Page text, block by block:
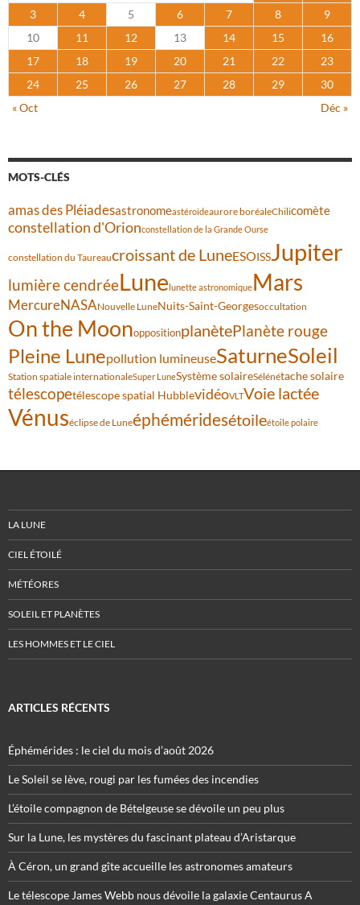
3 4 5 6 7 8
9
10
11 12 13 14 15
16
17
18 19 20 21 22
23
24
25 26 27 28 29
30
« Oct
Déc »
MOTS-CLÉS
amas des Pléiadesastronomeastéroïdeaurore boréaleChilicomète
constellation d'Orionconstellation de la Grande Ourse
constellation du Taureaucroissant de LuneESOISSJupiter
lumière cendréeLune lunette astronomiqueMars
MercureNASANouvelle LuneNuits-Saint-Georgesoccultation
On the MoonoppositionplanètePlanète rouge
Pleine Lunepollution lumineuseSaturneSoleil
Station spatiale internationaleSuper LuneSystème solaireSélénétache solaire
télescopetélescope spatial HubblevidéoVLTVoie lactée
Vénuséclipse de Luneéphéméridesétoileétoile polaire
LA LUNE
CIEL ÉTOILÉ
MÉTÉORES
SOLEIL ET PLANÈTES
LES HOMMES ET LE CIEL
ARTICLES RÉCENTS
Éphémérides : le ciel du mois d’août 2026
Le Soleil se lève, rougi par les fumées des incendies
L’étoile compagnon de Bételgeuse se dévoile un peu plus
Sur la Lune, les mystères du fascinant plateau d’Aristarque
À Céron, un grand gîte accueille les astronomes amateurs
Le télescope James Webb nous dévoile la galaxie Centaurus A